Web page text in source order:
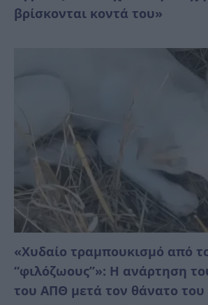
βρίσκονται κοντά του»
«Χυδαίο τραμπουκισμό από
“φιλόζωους”»: Η ανάρτηση
του ΑΠΘ μετά τον θάνατο του